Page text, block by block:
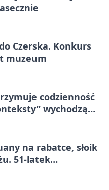
Czerska. Konkurs
muzeum
codzienność
wychodzą
na rabatce, słoik
51-latek